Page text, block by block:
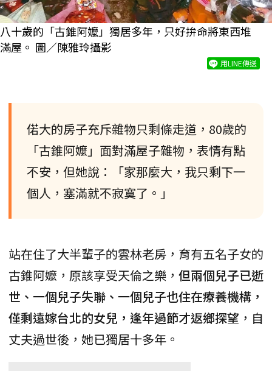
八十歲的「古錐阿嬤」獨居多年，只好拚命將東西堆
滿屋。 圖／陳雅玲攝影
用LINE傳送
偌大的房子充斥雜物只剩條走道，80歲的
「古錐阿嬤」面對滿屋子雜物，表情有點
不安，但她說：「家那麼大，我只剩下一
個人，塞滿就不寂寞了。」
站在住了大半輩子的雲林老房，育有五名子女的
古錐阿嬤，原該享受天倫之樂， 但兩個兒子已逝
世、一個兒子失聯、一個兒子也住在療養機構，
僅剩遠嫁台北的女兒，逢年過節才返鄉探望 ，自
丈夫過世後，她已獨居十多年。